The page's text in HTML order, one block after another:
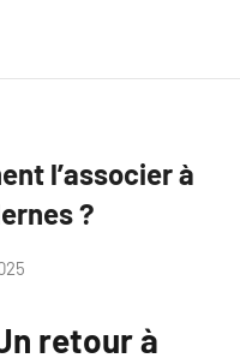
l’associer à
?
retour à